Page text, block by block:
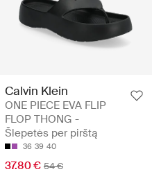
Calvin Klein
ONE PIECE EVA FLIP
FLOP THONG -
Šlepetės per pirštą
36 39 40
37.80 € 54 €